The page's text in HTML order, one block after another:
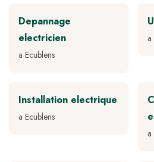
Depannage
electricien
a Ecublens
a
Installation electrique
a Ecublens
a